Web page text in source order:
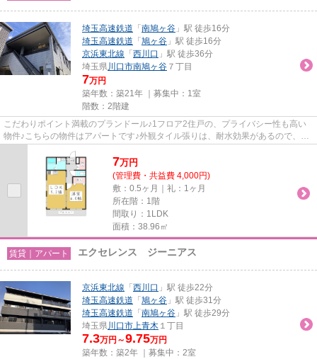
埼玉高速鉄道 「 南鳩ヶ谷 」駅 徒歩16分
埼玉高速鉄道 「 鳩ヶ谷 」駅 徒歩16分
京浜東北線 「 西川口 」駅 徒歩36分
埼玉県川口市南鳩ヶ谷 ７丁目
7万円
築年数：築21年 ｜募集中： 1室
階数：2階建
こだわりポイント満載のプランドール♪1フロア2住戸の、プライバシー性も高い
物件♪こちらの物件はアパートです♪外観タイル張りは、耐水効果があるので、と
7万円
(管理費・共益費 4,000円)
敷：0.5ヶ月｜礼：1ヶ月
所在階：1階
間取り：1LDK
面積：38.96㎡
賃貸｜アパート エクセレンス ジーニアス
京浜東北線 「 西川口 」駅 徒歩22分
埼玉高速鉄道 「 鳩ヶ谷 」駅 徒歩31分
埼玉高速鉄道 「 南鳩ヶ谷 」駅 徒歩29分
埼玉県川口市上青木 １丁目
7.3万円～9.75万円
築年数：築2年 ｜募集中： 2室